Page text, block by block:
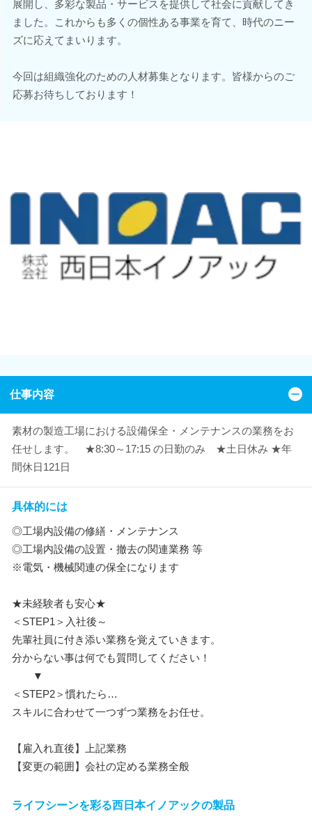
展開し、多彩な製品・サービスを提供して社会に貢献してき
ました。これからも多くの個性ある事業を育て、時代のニー
ズに応えてまいります。
今回は組織強化のための人材募集となります。皆様からのご
応募お待ちしております！
仕事内容
素材の製造工場における設備保全・メンテナンスの業務をお
任せします。 ★8:30～17:15 の日勤のみ ★土日休み ★年
間休日121日
具体的には
◎工場内設備の修繕・メンテナンス
◎工場内設備の設置・撤去の関連業務 等
※電気・機械関連の保全になります
★未経験者も安心★
＜STEP1＞入社後～
先輩社員に付き添い業務を覚えていきます。
分からない事は何でも質問してください！
▼
＜STEP2＞慣れたら…
スキルに合わせて一つずつ業務をお任せ。
【雇入れ直後】上記業務
【変更の範囲】会社の定める業務全般
ライフシーンを彩る西日本イノアックの製品